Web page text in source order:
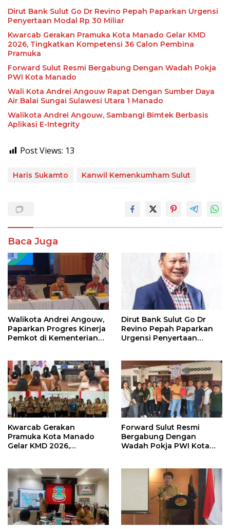
Dirut Bank Sulut Go Dr Revino Pepah Paparkan Urgensi
Penyertaan Modal Rp 30 Miliar
Kwarcab Gerakan Pramuka Kota Manado Gelar KMD
2026, Tingkatkan Kompetensi 36 Calon Pembina
Pramuka
Forward Sulut Resmi Bergabung Dengan Wadah Pokja
PWI Kota Manado
Wali Kota Andrei Angouw Rapat Dengan Sumber Daya
Air Balai Sungai Sulawesi Utara 1 Manado
Walikota Andrei Angouw, Sambangi Bimtek Berbasis
Aplikasi E-Integrity
Post Views: 13
Haris Sukamto Kanwil Kemenkumham Sulut
Baca Juga
Walikota Andrei Angouw,
Paparkan Progres Kinerja
Pemkot di Kementerian
Dirut Bank Sulut Go Dr
Revino Pepah Paparkan
Urgensi Penyertaan
Kwarcab Gerakan
Pramuka Kota Manado
Gelar KMD 2026,
Pramuka
Forward Sulut Resmi
Bergabung Dengan
Wadah Pokja PWI Kota